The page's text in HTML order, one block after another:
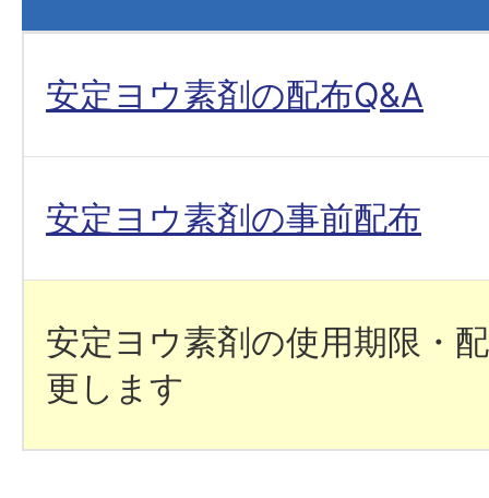
安定ヨウ素剤の配布Q&A
安定ヨウ素剤の事前配布
安定ヨウ素剤の使用期限・
更します